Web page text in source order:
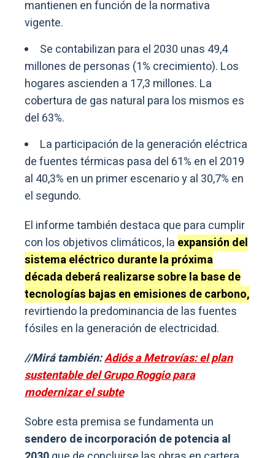
mantienen en función de la normativa
vigente.
Se contabilizan para el 2030 unas 49,4
millones de personas (1% crecimiento). Los
hogares ascienden a 17,3 millones. La
cobertura de gas natural para los mismos es
del 63%.
La participación de la generación eléctrica
de fuentes térmicas pasa del 61% en el 2019
al 40,3% en un primer escenario y al 30,7% en
el segundo.
El informe también destaca que para cumplir
con los objetivos climáticos, la expansión del
sistema eléctrico durante la próxima
década deberá realizarse sobre la base de
tecnologías bajas en emisiones de carbono,
revirtiendo la predominancia de las fuentes
fósiles en la generación de electricidad.
//Mirá también:Adiós a Metrovías: el plan
sustentable del Grupo Roggio para
modernizar el subte
Sobre esta premisa se fundamenta un
sendero de incorporación de potencia al